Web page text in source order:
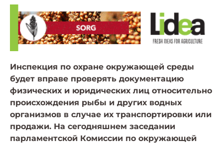
Инспекция по охране окружающей среды
будет вправе проверять документацию
физических и юридических лиц относительно
происхождения рыбы и других водных
организмов в случае их транспортировки или
продажи. На сегодняшнем заседании
парламентской Комиссии по окружающей